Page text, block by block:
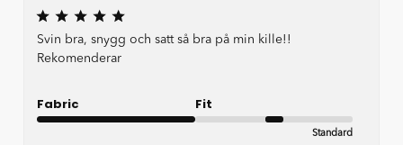
Svin bra, snygg och satt så bra på min kille!!
Rekomenderar
Fabric Fit
Standard